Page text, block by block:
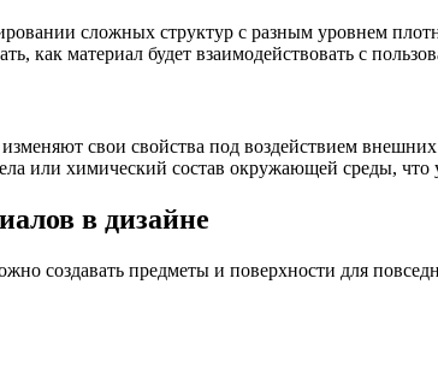
сложных структур с разным уровнем
как материал будет взаимодействовать с
свои свойства под воздействием
или химический состав окружающей среды, что
в дизайне
создавать предметы и поверхности для